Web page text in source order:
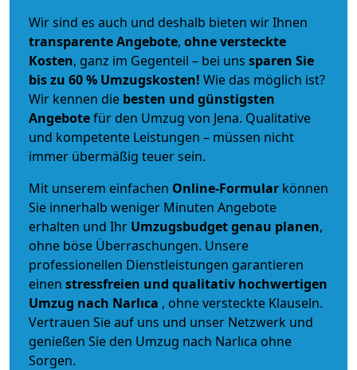
Wir sind es auch und deshalb bieten wir Ihnen
transparente Angebote, ohne versteckte
Kosten, ganz im Gegenteil – bei uns sparen Sie
bis zu 60 % Umzugskosten! Wie das möglich ist?
Wir kennen die besten und günstigsten
Angebotefür den Umzug von Jena. Qualitative
und kompetente Leistungen – müssen nicht
immer übermäßig teuer sein.
Mit unserem einfachen Online-Formular können
Sie innerhalb weniger Minuten Angebote
erhalten und Ihr Umzugsbudgetgenau planen,
ohne böse Überraschungen. Unsere
professionellen Dienstleistungen garantieren
einen stressfreien und qualitativ hochwertigen
Umzug nach Narlıca , ohne versteckte Klauseln.
Vertrauen Sie auf uns und unser Netzwerk und
genießen Sie den Umzug nach Narlıca ohne
Sorgen.